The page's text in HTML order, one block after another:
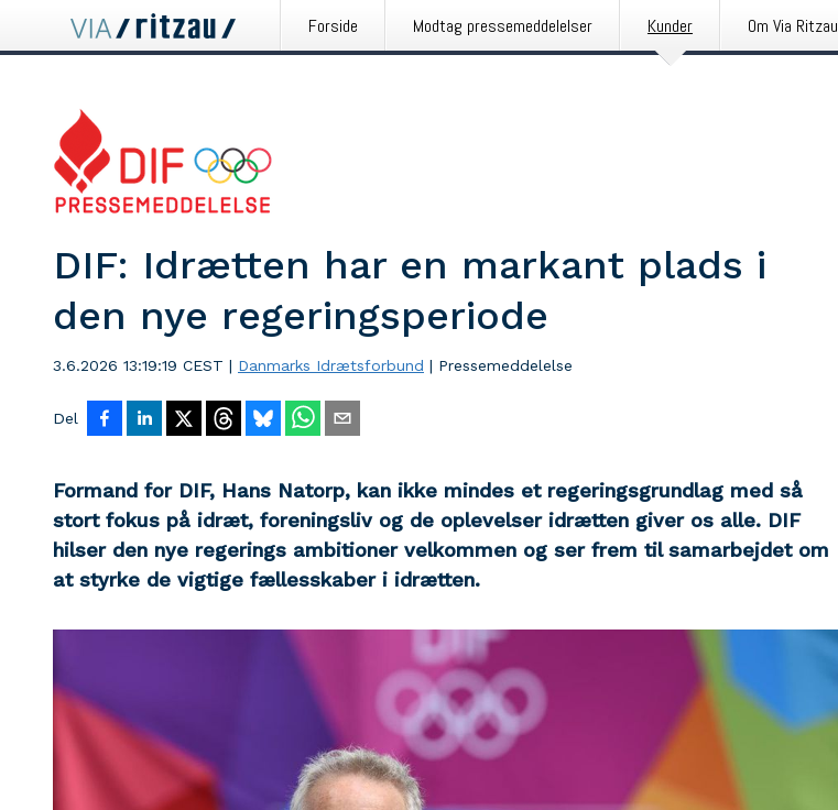
Forside Modtag pressemeddelelser Kunder Om Via Ritzau
DIF: Idrætten har en markant plads i
den nye regeringsperiode
3.6.2026 13:19:19 CEST | Danmarks Idrætsforbund | Pressemeddelelse
Del
Formand for DIF, Hans Natorp, kan ikke mindes et regeringsgrundlag med så
stort fokus på idræt, foreningsliv og de oplevelser idrætten giver os alle. DIF
hilser den nye regerings ambitioner velkommen og ser frem til samarbejdet om
at styrke de vigtige fællesskaber i idrætten.